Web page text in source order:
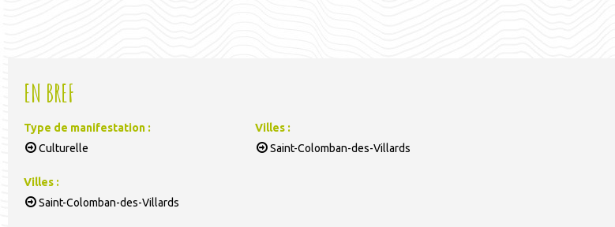
EN BREF
Type de manifestation :
Culturelle
Villes :
Saint-Colomban-des-Villards
Villes :
Saint-Colomban-des-Villards